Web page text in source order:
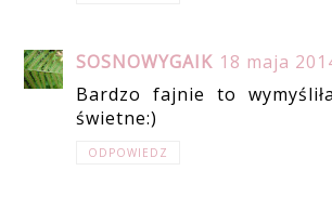
SOSNOWYGAIK 18 maja
Bardzo fajnie to
świetne:)
ODPOWIEDZ